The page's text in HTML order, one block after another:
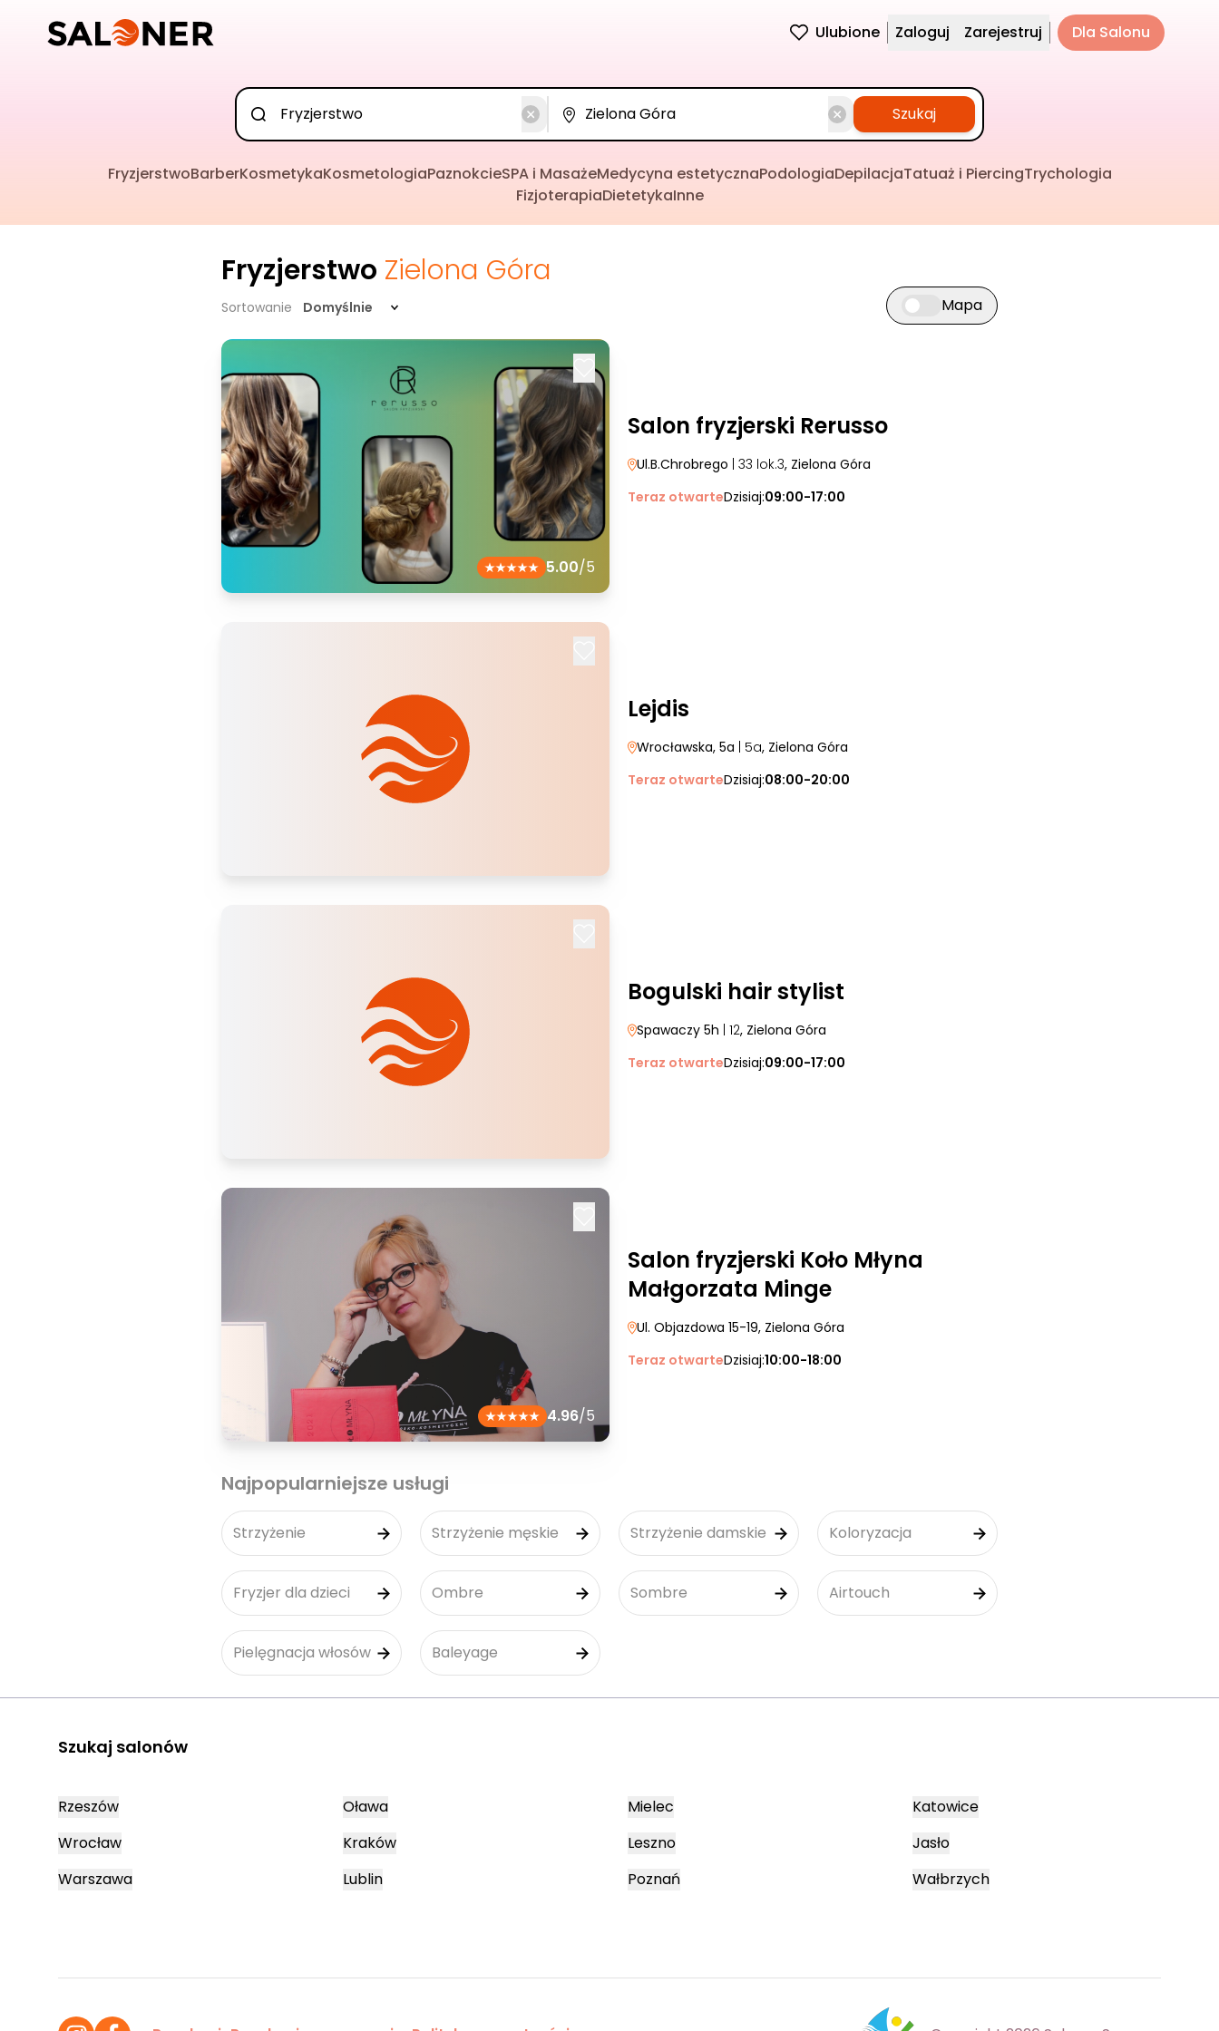
Ulubione Zaloguj Zarejestruj Dla Salonu
Szukaj
FryzjerstwoBarberKosmetykaKosmetologiaPaznokcieSPA i MasażeMedycyna estetycznaPodologiaDepilacjaTatuaż i PiercingTrychologia
FizjoterapiaDietetykaInne
Fryzjerstwo Zielona Góra
Sortowanie Domyślnie Przełącz widok mapy
Mapa
5.00/5
Salon fryzjerski Rerusso
Ul.B.Chrobrego | 33 lok.3, Zielona Góra
Teraz otwarteDzisiaj:09:00-17:00
Lejdis
Wrocławska, 5a | 5a, Zielona Góra
Teraz otwarteDzisiaj:08:00-20:00
Bogulski hair stylist
Spawaczy 5h | 12, Zielona Góra
Teraz otwarteDzisiaj:09:00-17:00
4.96/5
Salon fryzjerski Koło Młyna
Małgorzata Minge
Ul. Objazdowa 15-19, Zielona Góra
Teraz otwarteDzisiaj:10:00-18:00
Najpopularniejsze usługi
Strzyżenie Strzyżenie męskie Strzyżenie damskie Koloryzacja
Fryzjer dla dzieci Ombre Sombre Airtouch
Pielęgnacja włosów Baleyage
Szukaj salonów
Rzeszów
Wrocław
Warszawa
Oława
Kraków
Lublin
Mielec
Leszno
Poznań
Katowice
Jasło
Wałbrzych